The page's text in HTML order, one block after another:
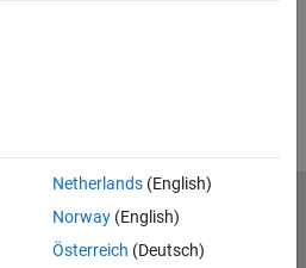
Netherlands(English)
Norway(English)
Österreich (Deutsch)
Informativa sulla privacy
Contatti